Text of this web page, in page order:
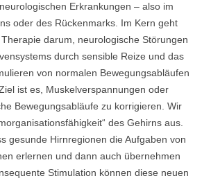
Erkrankungen – also im
oder des Rückenmarks. Im Kern geht
darum, neurologische Störungen
durch sensible Reize und das
von normalen Bewegungsabläufen
ist es, Muskelverspannungen oder
Bewegungsabläufe zu korrigieren. Wir
des Gehirns aus.
gesunde Hirnregionen die Aufgaben von
erlernen und dann auch übernehmen
Stimulation können diese neuen